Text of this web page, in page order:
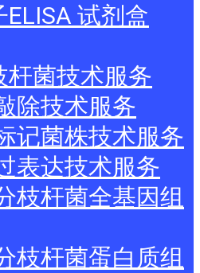
试剂盒
杆菌技术服务
除技术服务
记菌株技术服务
表达技术服务
枝杆菌全基因组
枝杆菌蛋白质组